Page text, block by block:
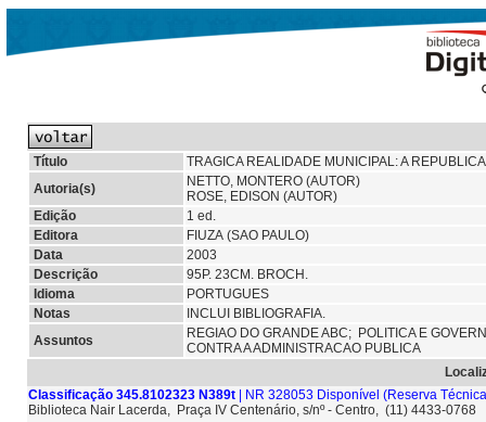
Título
TRAGICA REALIDADE MUNICIPAL: A
Autoria(s)
NETTO, MONTERO (AUTOR)
ROSE, EDISON (AUTOR)
Edição
1 ed.
Editora
FIUZA (SAO PAULO)
Data
2003
Descrição
95P. 23CM. BROCH.
Idioma
PORTUGUES
Notas
INCLUI BIBLIOGRAFIA.
Assuntos
REGIAO DO GRANDE ABC; POLITICA E
CONTRA A ADMINISTRACAO PUBLICA
Classificação 345.8102323 N389t | NR 328053 Disponível (Reserva
Biblioteca Nair Lacerda, Praça IV Centenário, s/nº - Centro, (11) 4433-0768